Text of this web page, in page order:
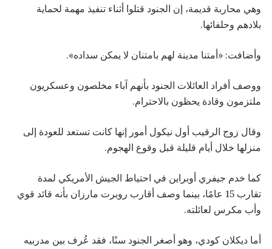
وهي محاربة قديمة، إن الجنود قتلوا أثناء تنفيذ مهمة لحماية
بلادهم وحلفائها.
وأضافت: «أمتنا مدينة لهم بامتنان لا يمكن سداده».
ووصف أفراد العائلات الجنود بأنهم آباء مخلصون وعسكريون
ملتزمون وقادة يحظون بالاحترام.
وقال زوج الرقيب أول نيكول أمور إنها كانت تستعد للعودة إلى
منزلها خلال أيام قليلة قبل وقوع الهجوم.
كما خدم جيفري أوبراين في احتياط الجيش الأمريكي لمدة
تقارب 15 عامًا، بينما وصف أقارب روبرت مارزان بأنه قائد قوي
وأب مكرس لعائلته.
أما ديكلان كودي، وهو أصغر الجنود سنًا، فقد عُرف بين مدربيه